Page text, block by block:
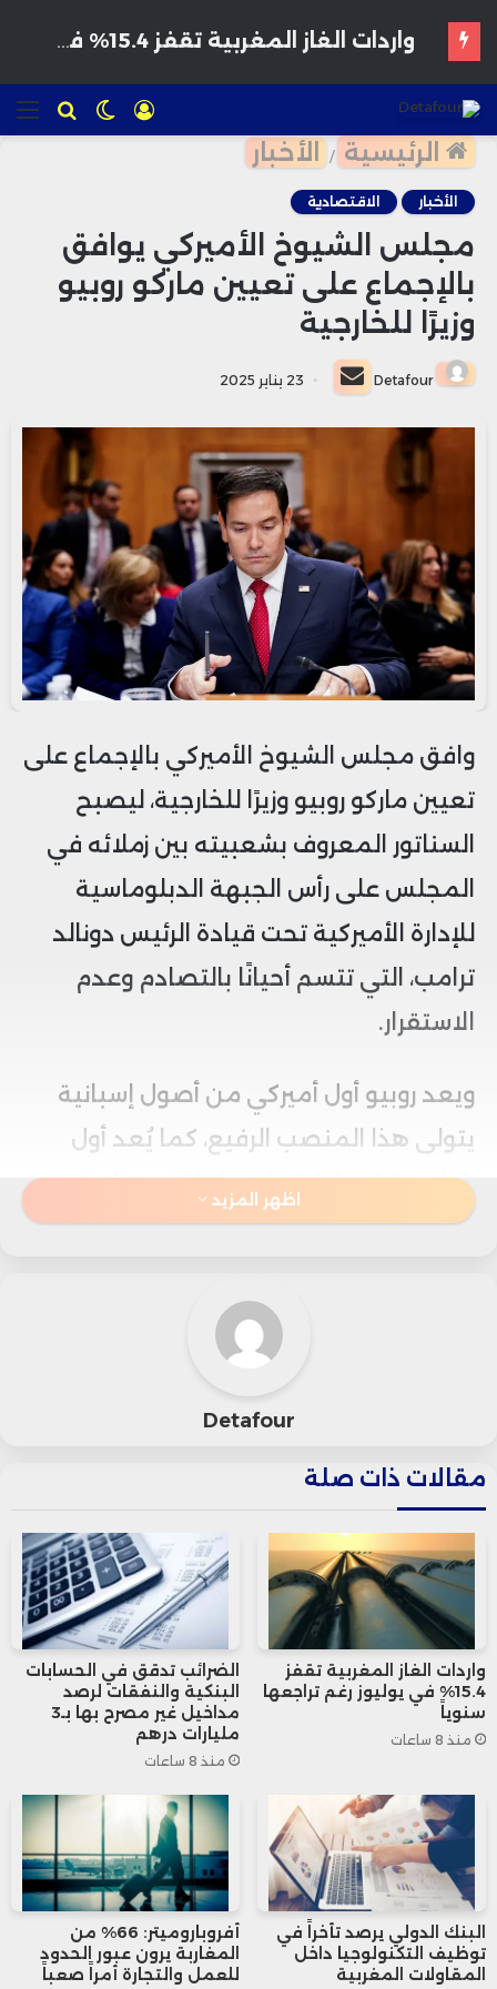
للبحث الوضع
المظلم
تسجيل
الدخول
الرئيسية / الأخبار
الأخبار الاقتصادية
مجلس الشيوخ الأميركي يوافق
بالإجماع على تعيين ماركو روبيو
وزيرًا للخارجية
Detafour
أرسل
بريدا
إلكترونيا
23 يناير 2025
وافق مجلس الشيوخ الأميركي بالإجماع على
تعيين ماركو روبيو وزيرًا للخارجية، ليصبح
السناتور المعروف بشعبيته بين زملائه في
المجلس على رأس الجبهة الدبلوماسية
للإدارة الأميركية تحت قيادة الرئيس دونالد
ترامب، التي تتسم أحيانًا بالتصادم وعدم
الاستقرار.
ويعد روبيو أول أميركي من أصول إسبانية
يتولى هذا المنصب الرفيع، كما يُعد أول
شخصية في إدارة ترامب يُوافق مجلس
الشيوخ على تعيينها.
على الرغم من الانقسامات الحزبية الحادة
في البلاد، حصل روبيو على دعم غير مسبوق
وقد وصف العديد من أعضاء مجلس
الشيوخ من الحزب الديمقراطي روبيو
بالصديق، في إشارة إلى التعاون المتبادل
بينه وبين زملائه في المجلس. كما شغر
مقعده في مجلس الشيوخ بعد تعيين
السيناتور جاي دي فانس نائبًا للرئيس ترامب.
وقالت السناتور جين شاهين، الديموقراطية
البارزة في لجنة العلاقات الخارجية بمجلس
الشيوخ، إنه “نظرًا للحالة الراهنة من عدم
اليقين العالمي، فإن مصلحة أميركا تقتضي
عدم التأخير في شغل هذا المنصب بشكل
اظهر المزيد
Detafour
مقالات ذات صلة
واردات الغاز المغربية تقفز
15.4% في يوليوز رغم تراجعها
سنوياً
منذ 8 ساعات
الضرائب تدقق في الحسابات
البنكية والنفقات لرصد
مداخيل غير مصرح بها بـ3
مليارات درهم
منذ 8 ساعات
البنك الدولي يرصد تأخراً في
توظيف التكنولوجيا داخل
المقاولات المغربية
أفروباروميتر: 66% من
المغاربة يرون عبور الحدود
للعمل والتجارة أمراً صعباً